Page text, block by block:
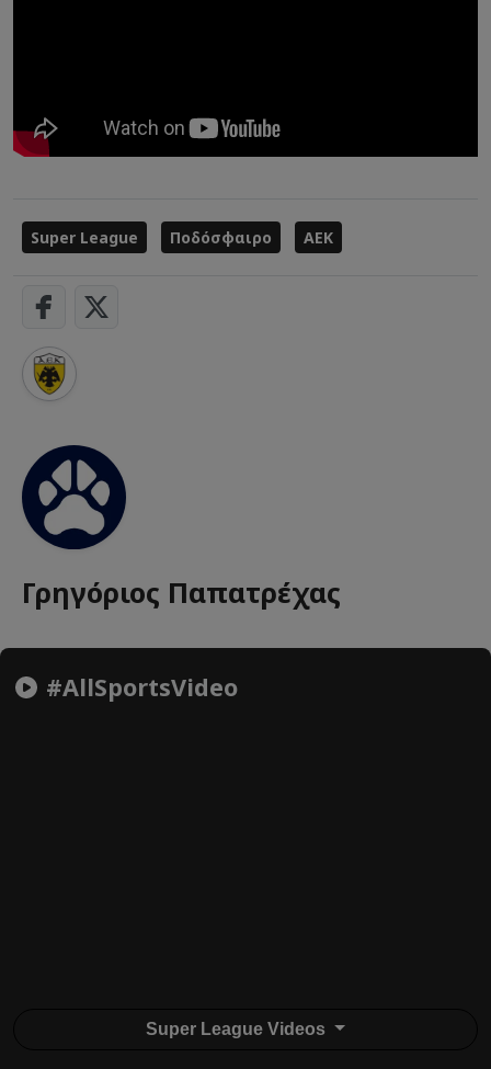
Super League Ποδόσφαιρο ΑΕΚ
Γρηγόριος Παπατρέχας
#AllSportsVideo
Super League Videos